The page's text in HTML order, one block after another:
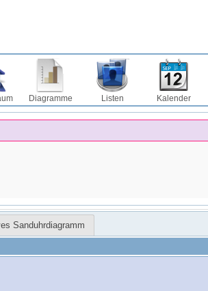
Diagramme Listen Kalender
Sanduhrdiagramm